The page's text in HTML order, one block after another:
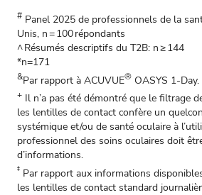
# Panel 2025 de professionnels de la
Unis, n = 100 répondants
^ Résumés descriptifs du T2B: n ≥ 144
*n=171
&Par rapport à ACUVUE® OASYS 1-Day.
+ Il n’a pas été démontré que le filtrage
les lentilles de contact confère un
systémique et/ou de santé oculaire à
professionnel des soins oculaires doit
d’informations.
‡ Par rapport aux informations
les lentilles de contact standard